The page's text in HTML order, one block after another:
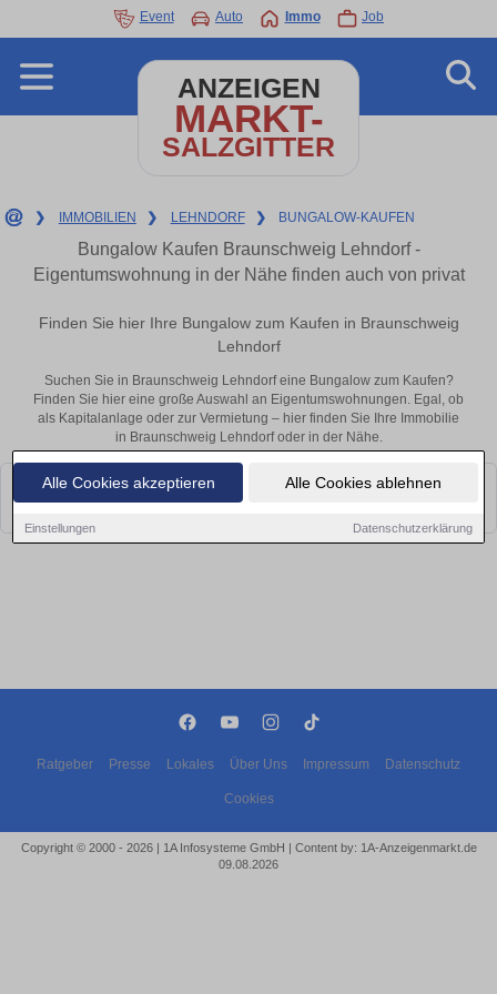
Alle Cookies akzeptieren Alle Cookies ablehnen
Einstellungen Datenschutzerklärung
Event Auto Immo Job
ANZEIGEN
MARKT-
SALZGITTER
❯ IMMOBILIEN ❯ LEHNDORF ❯ BUNGALOW-KAUFEN
Bungalow Kaufen Braunschweig Lehndorf -
Eigentumswohnung in der Nähe finden auch von privat
Finden Sie hier Ihre Bungalow zum Kaufen in Braunschweig
Lehndorf
Suchen Sie in Braunschweig Lehndorf eine Bungalow zum Kaufen?
Finden Sie hier eine große Auswahl an Eigentumswohnungen. Egal, ob
als Kapitalanlage oder zur Vermietung – hier finden Sie Ihre Immobilie
in Braunschweig Lehndorf oder in der Nähe.
Leider konnten wir derzeit keine passenden Objekte finden. Schauen Sie
bald wieder vorbei!
Ratgeber Presse Lokales Über Uns Impressum Datenschutz
Cookies
Copyright © 2000 - 2026 | 1A Infosysteme GmbH | Content by: 1A-Anzeigenmarkt.de
09.08.2026